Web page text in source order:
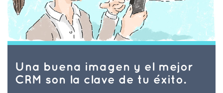
Una buena imagen y el mejor
CRM son la clave de tu éxito.